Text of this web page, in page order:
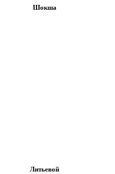
Шокша
Литьевой